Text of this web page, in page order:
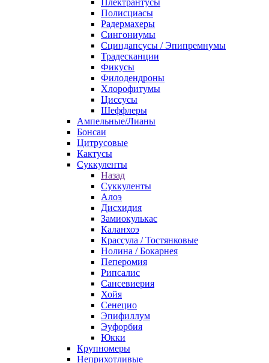
Полисциасы
Радермахеры
Сингониумы
Сциндапсусы / Эпипремнумы
Традесканции
Фикусы
Филодендроны
Хлорофитумы
Циссусы
Шеффлеры
Ампельные/Лианы
Бонсаи
Цитрусовые
Кактусы
Суккуленты
Назад
Суккуленты
Алоэ
Дисхидия
Замиокулькас
Каланхоэ
Крассула / Тостянковые
Нолина / Бокарнея
Пеперомия
Рипсалис
Сансевиерия
Хойя
Сенецио
Эпифиллум
Эуфорбия
Юкки
Крупномеры
Неприхотливые